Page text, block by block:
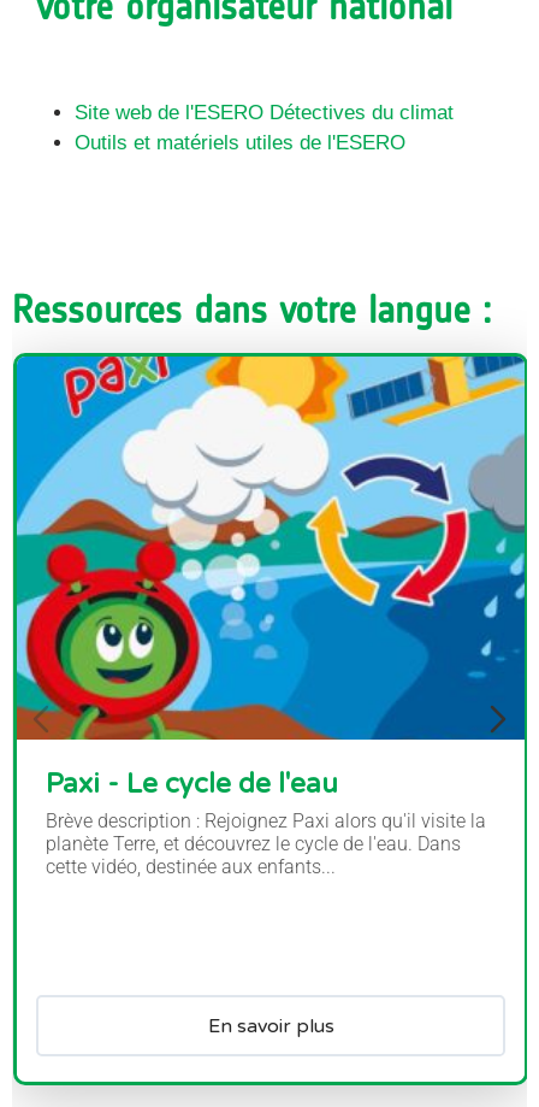
Site web de l'ESERO Détectives du climat
Outils et matériels utiles de l'ESERO
Ressources dans votre langue :
Paxi - Le cycle de l'eau
Brève description : Rejoignez Paxi alors qu'il visite la
planète Terre, et découvrez le cycle de l'eau. Dans
cette vidéo, destinée aux enfants...
En savoir plus